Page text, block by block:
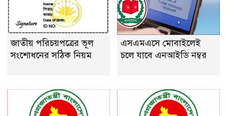
জাতীয় পরিচয়পত্রের ভূল
সংশোধনের সঠিক নিয়ম
এসএমএসে মোবাইলেই
চলে যাবে এনআইডি নম্বর